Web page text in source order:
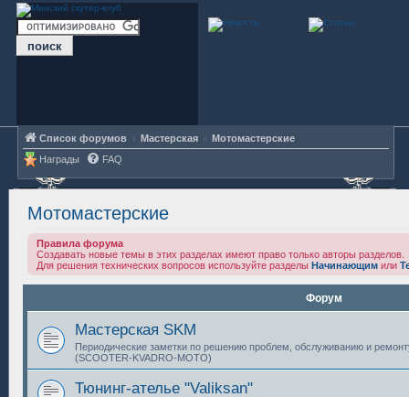
Список форумов Мастерская
Мотомастерские
Награды
FAQ
Мотомастерские
Правила форума
Создавать новые темы в этих разделах имеют право только авторы разделов.
Для решения технических вопросов используйте разделы Начинающим или
Форум
Мастерская SKM
Периодические заметки по решению проблем, обслуживанию и
(SCOOTER-KVADRO-MOTO)
Тюнинг-ателье "Valiksan"